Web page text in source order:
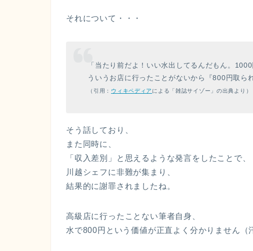
それについて・・・
「当たり前だよ！いい水出してるんだもん。
ういうお店に行ったことがないから『800円取ら
（引用： ウィキペディア による「雑誌サイゾー」の出典より）
そう話しており、
また同時に、
「収入差別」と思えるような発言をしたことで、
川越シェフに非難が集まり、
結果的に謝罪されましたね。
高級店に行ったことない筆者自身、
水で800円という価値が正直よく分かりません（